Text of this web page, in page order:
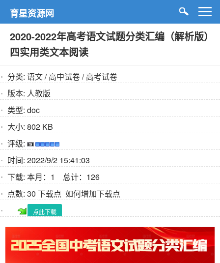
育星资源网
2020-2022年高考语文试题分类汇编（解析版）
四实用类文本阅读
分类: 语文/高中试卷/高考试卷
版本: 人教版
类型: doc
大小: 802 KB
评级:
时间: 2022/9/2 15:41:03
下载: 本月：1 总计：126
点数: 30 下载点 如何增加下载点
点此下载